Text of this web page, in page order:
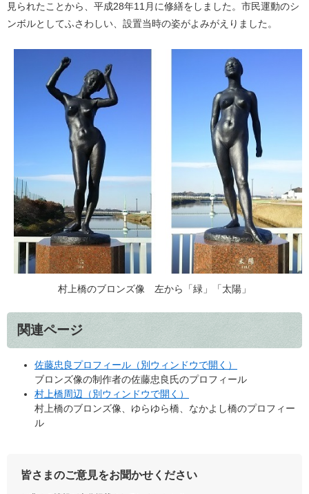
見られたことから、平成28年11月に修繕をしました。市民運動のシ
ンボルとしてふさわしい、設置当時の姿がよみがえりました。
村上橋のブロンズ像 左から「緑」「太陽」
関連ページ
佐藤忠良プロフィール（別ウィンドウで開く）
ブロンズ像の制作者の佐藤忠良氏のプロフィール
村上橋周辺（別ウィンドウで開く）
村上橋のブロンズ像、ゆらゆら橋、なかよし橋のプロフィー
ル
皆さまのご意見をお聞かせください